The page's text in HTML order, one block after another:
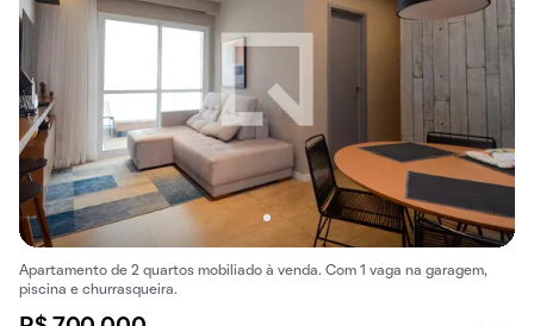
Apartamento de 2 quartos mobiliado à venda. Com 1 vaga na garagem,
piscina e churrasqueira.